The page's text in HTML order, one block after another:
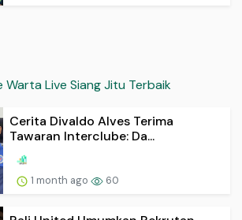
Warta Live Siang Jitu Terbaik
Cerita Divaldo Alves Terima
Tawaran Interclube: Da...
1 month ago 60